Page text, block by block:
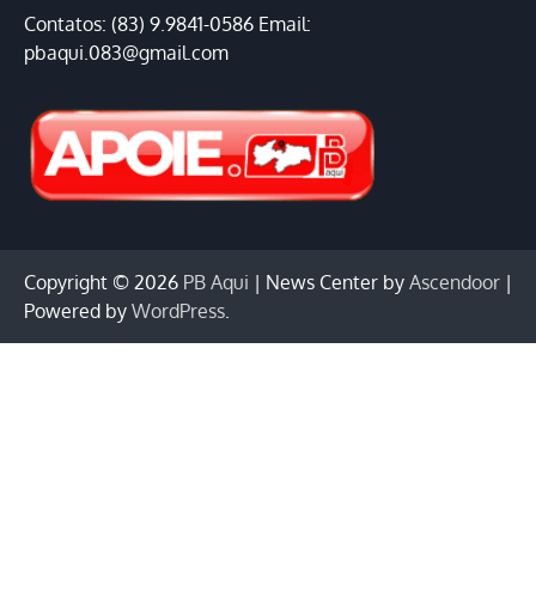
Contatos: (83) 9.9841-0586 Email:
pbaqui.083@gmail.com
Copyright © 2026 PB Aqui | News Center by Ascendoor |
Powered by WordPress.